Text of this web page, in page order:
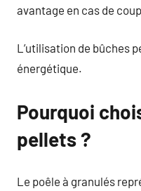
avantage en cas de
L’utilisation de bûches
énergétique.
Pourquoi
pellets ?
Le poêle à granulés